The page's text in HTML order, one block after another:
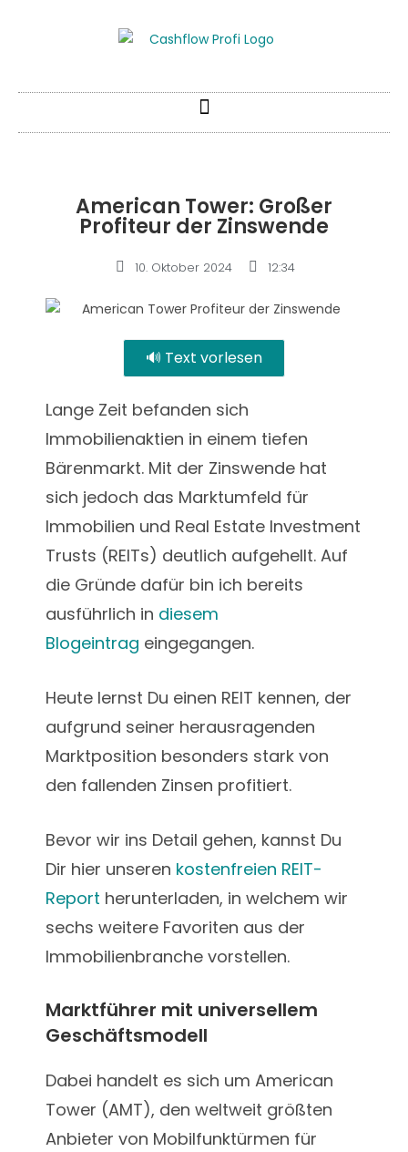
American Tower: Großer
Profiteur der Zinswende
10. Oktober 2024 12:34
🔊 Text vorlesen
Lange Zeit befanden sich
Immobilienaktien in einem tiefen
Bärenmarkt. Mit der Zinswende hat
sich jedoch das Marktumfeld für
Immobilien und Real Estate Investment
Trusts (REITs) deutlich aufgehellt. Auf
die Gründe dafür bin ich bereits
ausführlich in diesem
Blogeintrag eingegangen.
Heute lernst Du einen REIT kennen, der
aufgrund seiner herausragenden
Marktposition besonders stark von
den fallenden Zinsen profitiert.
Bevor wir ins Detail gehen, kannst Du
Dir hier unseren kostenfreien REIT-
Report herunterladen, in welchem wir
sechs weitere Favoriten aus der
Immobilienbranche vorstellen.
Marktführer mit universellem
Geschäftsmodell
Dabei handelt es sich um American
Tower (AMT), den weltweit größten
Anbieter von Mobilfunktürmen für